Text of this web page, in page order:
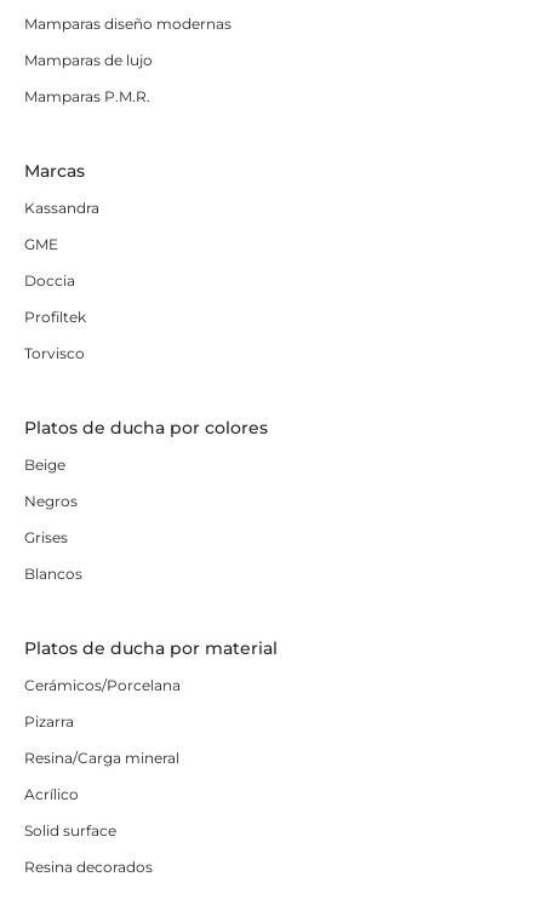
Mamparas diseño modernas
Mamparas de lujo
Mamparas P.M.R.
Marcas
Kassandra
GME
Doccia
Profiltek
Torvisco
Platos de ducha por colores
Beige
Negros
Grises
Blancos
Platos de ducha por material
Cerámicos/Porcelana
Pizarra
Resina/Carga mineral
Acrílico
Solid surface
Resina decorados